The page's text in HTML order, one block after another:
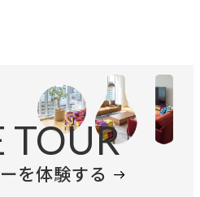
TOUR
を体験する